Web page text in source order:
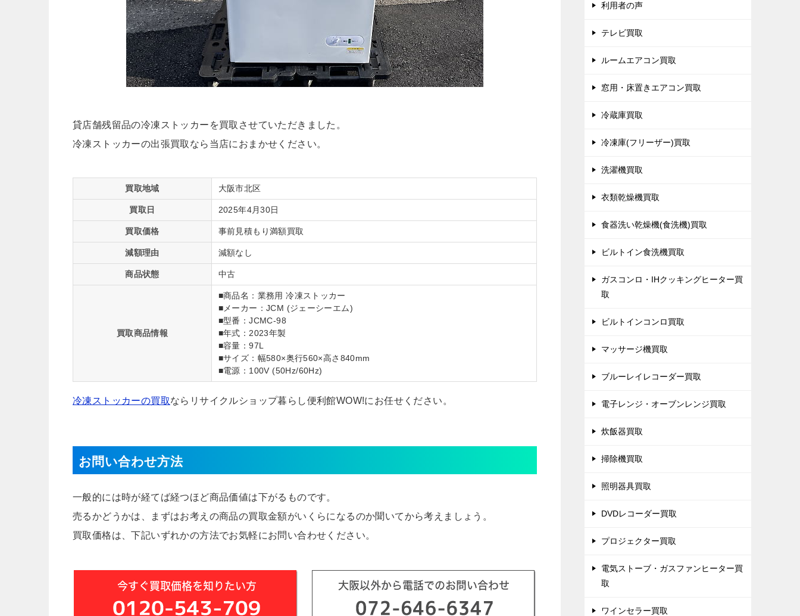
貸店舗残留品の冷凍ストッカーを買取させていただきました。
冷凍ストッカーの出張買取なら当店におまかせください。
買取地域 大阪市北区
買取日 2025年4月30日
買取価格 事前見積もり満額買取
減額理由 減額なし
商品状態 中古
買取商品情報
■商品名：業務用 冷凍ストッカー
■メーカー：JCM (ジェーシーエム)
■型番：JCMC-98
■年式：2023年製
■容量：97L
■サイズ：幅580×奥行560×高さ840mm
■電源：100V (50Hz/60Hz)
冷凍ストッカーの買取ならリサイクルショップ暮らし便利館WOW!にお任せください。
お問い合わせ方法
一般的には時が経てば経つほど商品価値は下がるものです。
売るかどうかは、まずはお考えの商品の買取金額がいくらになるのか聞いてから考えましょう。
買取価格は、下記いずれかの方法でお気軽にお問い合わせください。
利用者の声
テレビ買取
ルームエアコン買取
窓用・床置きエアコン買取
冷蔵庫買取
冷凍庫(フリーザー)買取
洗濯機買取
衣類乾燥機買取
食器洗い乾燥機(食洗機)買取
ビルトイン食洗機買取
ガスコンロ・IHクッキングヒーター買
取
ビルトインコンロ買取
マッサージ機買取
ブルーレイレコーダー買取
電子レンジ・オーブンレンジ買取
炊飯器買取
掃除機買取
照明器具買取
DVDレコーダー買取
プロジェクター買取
電気ストーブ・ガスファンヒーター買
取
ワインセラー買取